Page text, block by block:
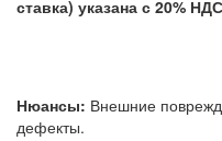
ставка) указана с 20%
Нюансы: Внешние
дефекты.